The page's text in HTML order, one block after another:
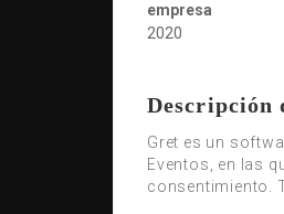
empresa
2020
Descripción
Gret es un
Eventos, en las
consentimiento.